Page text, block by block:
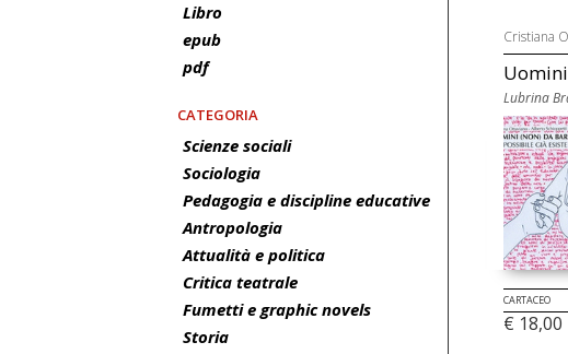
Libro
epub
pdf
CATEGORIA
Scienze sociali
Sociologia
Pedagogia e discipline educative
Antropologia
Attualità e politica
Critica teatrale
Fumetti e graphic novels
Storia
Cristiana
Lubrina
CARTACEO
€ 18,00